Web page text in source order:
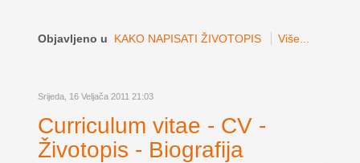
Objavljeno u KAKO NAPISATI ŽIVOTOPIS Više...
Srijeda, 16 Veljača 2011 21:03
Curriculum vitae - CV -
Životopis - Biografija